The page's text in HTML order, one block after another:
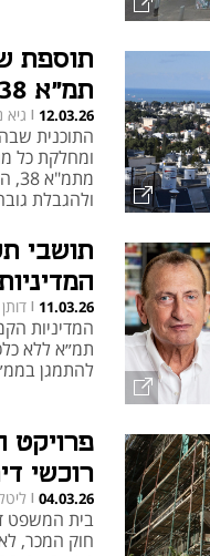
וביקורת על
ומחלוקות משפטיות בין
כלכליות
אורבנית
תמ"א 38 בחיפה
12.03.26
| גיא
ומחלקת כל
ולהגבלת
תושבי
11.03.26
| דותן
המדיניות
תמ״א ללא
להתמגן
רוכשי
04.03.26
|
חוק המכר,